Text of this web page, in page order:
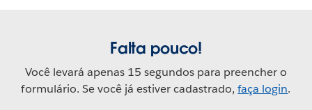
Falta pouco!
Você levará apenas 15 segundos para preencher o
formulário. Se você já estiver cadastrado,faça login.